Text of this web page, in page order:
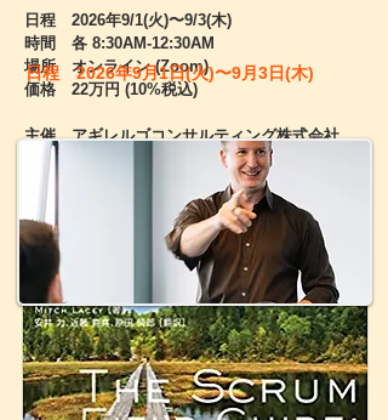
日程 2026年9/1(火)〜9/3(木)
時間 各 8:30AM-12:30AM
場所 オンライン (Zoom)
価格 22万円 (10%税込)
主催 アギレルゴコンサルティング株式会社
Eメール training-jp@agilergo.com
日程2026年9月1日(火)〜9月3日(木)